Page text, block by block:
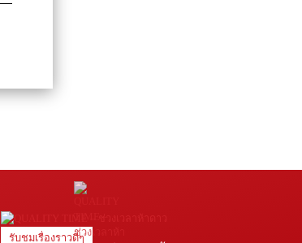
รับชมเรื่องราวดีๆ